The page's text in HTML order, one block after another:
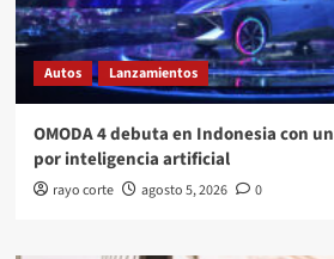
Autos Lanzamientos
OMODA 4 debuta en Indonesia con
por inteligencia artificial
rayo corte agosto 5, 2026 0